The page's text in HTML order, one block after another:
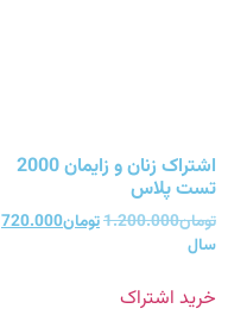
اشتراک زنان و زایمان 2000
تست پلاس
تومان1.200.000تومان720.000
سال
خرید اشتراک